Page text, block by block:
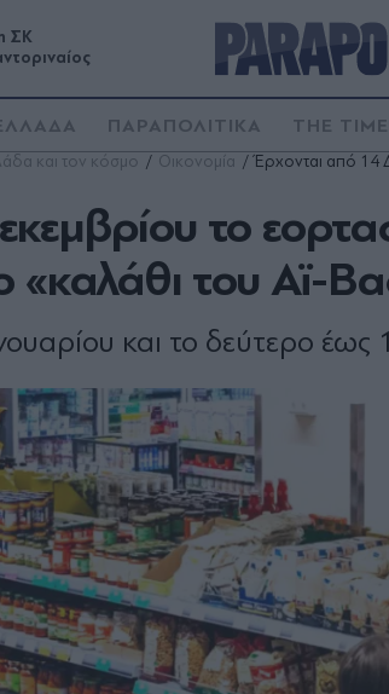
ΣΚ
ΠΑΡΑΠΟΛΙΤΙΚΑ THE
και τον κόσμο Οικονομία Έρχονται από 14
το
«καλάθι του Αϊ-
και το δεύτερο έως